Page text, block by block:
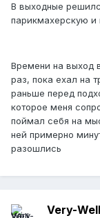
В выходные
парикмахерскую и
Времени на выход
раз, пока ехал на
раньше перед
которое меня
поймал себя на
ней примерно
разошлись
Very-Well